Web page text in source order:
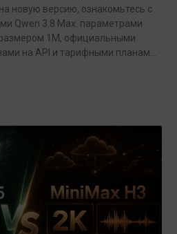
новую версию, ознакомьтесь с
Qwen 3.8 Max: параметрами
1M, официальными
на API и тарифными планами